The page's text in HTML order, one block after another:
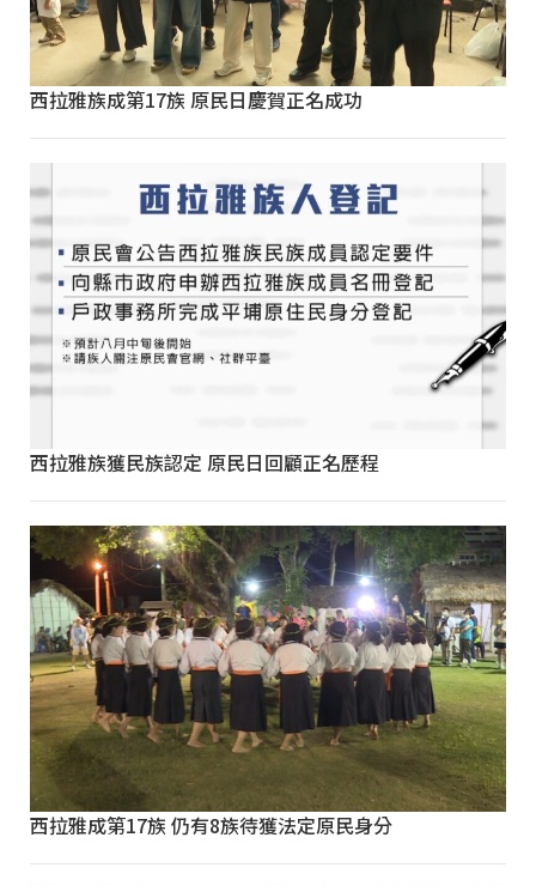
西拉雅族成第17族 原民日慶賀正名成功
西拉雅族獲民族認定 原民日回顧正名歷程
西拉雅成第17族 仍有8族待獲法定原民身分